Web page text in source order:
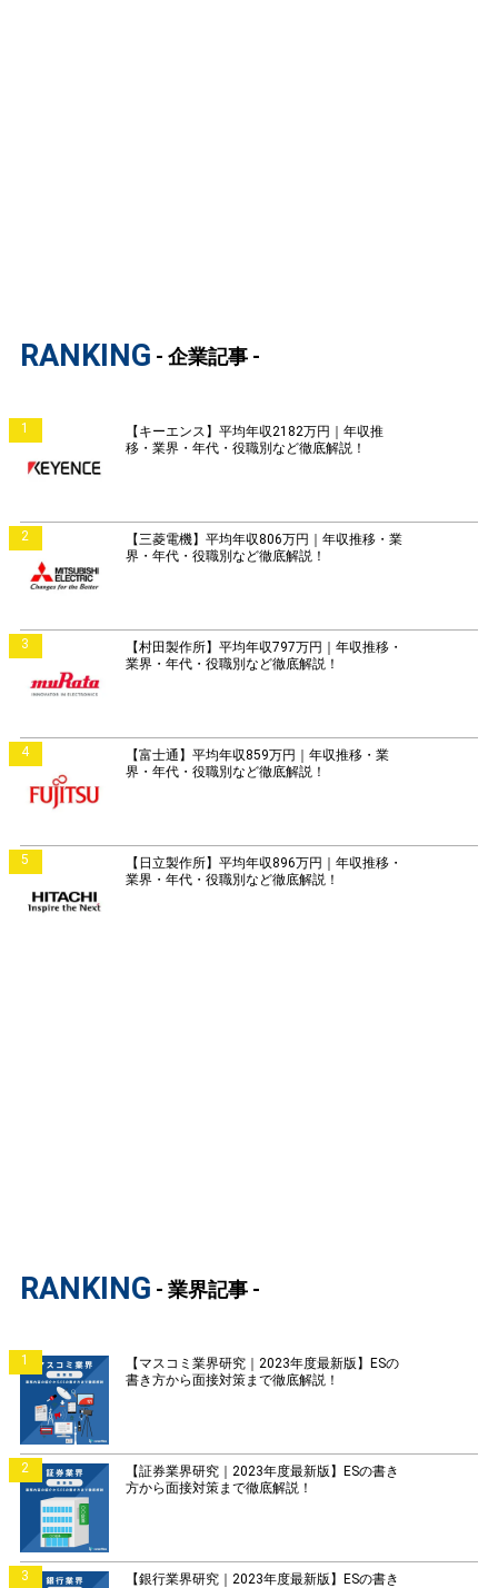
RANKING - 企業記事 -
1
【キーエンス】平均年収2182万円｜年収推
移・業界・年代・役職別など徹底解説！
2
【三菱電機】平均年収806万円｜年収推移・業
界・年代・役職別など徹底解説！
3
【村田製作所】平均年収797万円｜年収推移・
業界・年代・役職別など徹底解説！
4
【富士通】平均年収859万円｜年収推移・業
界・年代・役職別など徹底解説！
5
【日立製作所】平均年収896万円｜年収推移・
業界・年代・役職別など徹底解説！
RANKING - 業界記事 -
1
【マスコミ業界研究｜2023年度最新版】ESの
書き方から面接対策まで徹底解説！
2
【証券業界研究｜2023年度最新版】ESの書き
方から面接対策まで徹底解説！
3 【銀行業界研究｜2023年度最新版】ESの書き